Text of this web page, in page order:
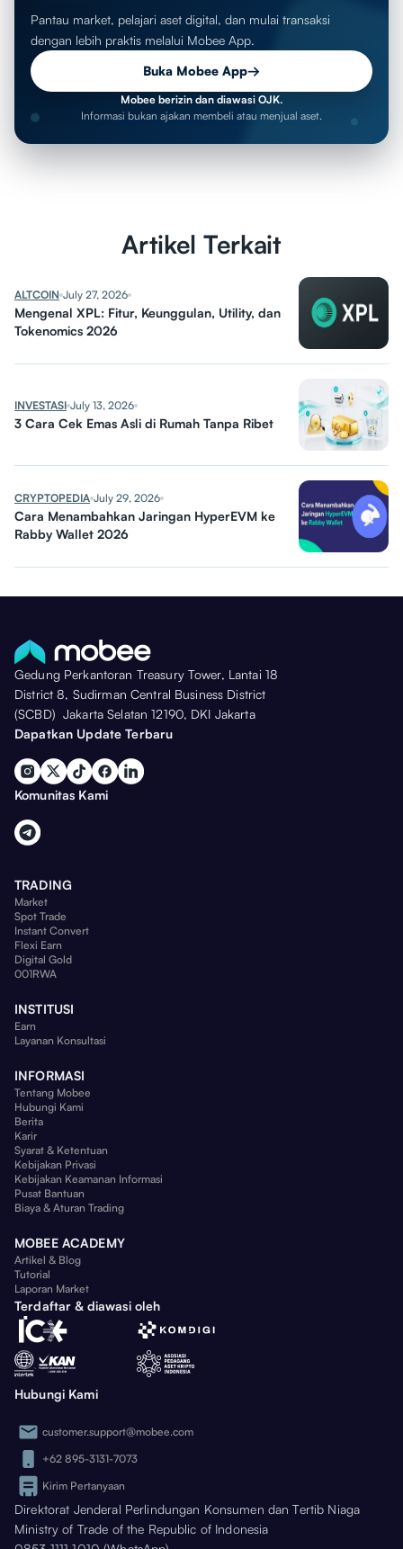
Pantau market, pelajari aset digital, dan mulai transaksi
dengan lebih praktis melalui Mobee App.
Buka Mobee App→
Mobee berizin dan diawasi OJK.
Informasi bukan ajakan membeli atau menjual aset.
Artikel Terkait
ALTCOIN July 27, 2026
Mengenal XPL: Fitur, Keunggulan, Utility, dan
Tokenomics 2026
INVESTASI July 13, 2026
3 Cara Cek Emas Asli di Rumah Tanpa Ribet
CRYPTOPEDIA July 29, 2026
Cara Menambahkan Jaringan HyperEVM ke
Rabby Wallet 2026
Gedung Perkantoran Treasury Tower, Lantai 18
District 8, Sudirman Central Business District
(SCBD) Jakarta Selatan 12190, DKI Jakarta
Dapatkan Update Terbaru
Komunitas Kami
TRADING
Market
Spot Trade
Instant Convert
Flexi Earn
Digital Gold
001RWA
INSTITUSI
Earn
Layanan Konsultasi
INFORMASI
Tentang Mobee
Hubungi Kami
Berita
Karir
Syarat & Ketentuan
Kebijakan Privasi
Kebijakan Keamanan Informasi
Pusat Bantuan
Biaya & Aturan Trading
MOBEE ACADEMY
Artikel & Blog
Tutorial
Laporan Market
Terdaftar & diawasi oleh
Hubungi Kami
customer.support@mobee.com
+62 895-3131-7073
Kirim Pertanyaan
Direktorat Jenderal Perlindungan Konsumen dan Tertib Niaga
Ministry of Trade of the Republic of Indonesia